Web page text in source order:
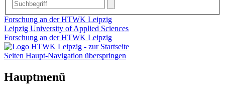
Forschung an der HTWK Leipzig
Leipzig University of Applied Sciences
Forschung an der HTWK Leipzig
Seiten Haupt-Navigation überspringen
Hauptmenü